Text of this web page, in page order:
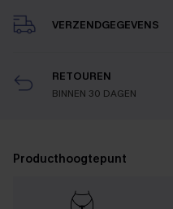
VERZENDGEGEVENS
RETOUREN
BINNEN 30 DAGEN
Producthoogtepunt